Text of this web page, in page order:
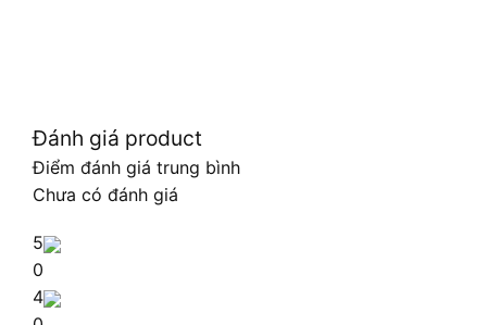
Đánh giá product
Điểm đánh giá trung bình
Chưa có đánh giá
5
0
4